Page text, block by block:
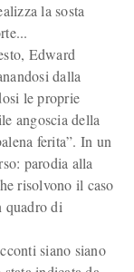
la sosta
Edward
dalla
le proprie
angoscia della
ferita”. In un
parodia alla
risolvono il caso
quadro di
siano siano